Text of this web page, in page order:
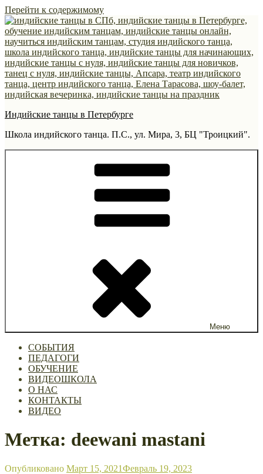
Перейти к содержимому
Индийские танцы в Петербурге
Школа индийского танца. П.С., ул. Мира, 3, БЦ "Троицкий".
Меню
СОБЫТИЯ
ПЕДАГОГИ
ОБУЧЕНИЕ
ВИДЕОШКОЛА
О НАС
КОНТАКТЫ
ВИДЕО
Метка: deewani mastani
Опубликовано Март 15, 2021Февраль 19, 2023